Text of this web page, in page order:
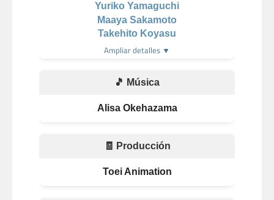
Yuriko Yamaguchi
Maaya Sakamoto
Takehito Koyasu
Ampliar detalles ▼
🎵 Música
Alisa Okehazama
🧾 Producción
Toei Animation